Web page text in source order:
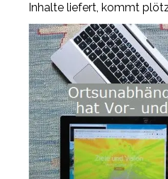
Inhalte liefert, kommt